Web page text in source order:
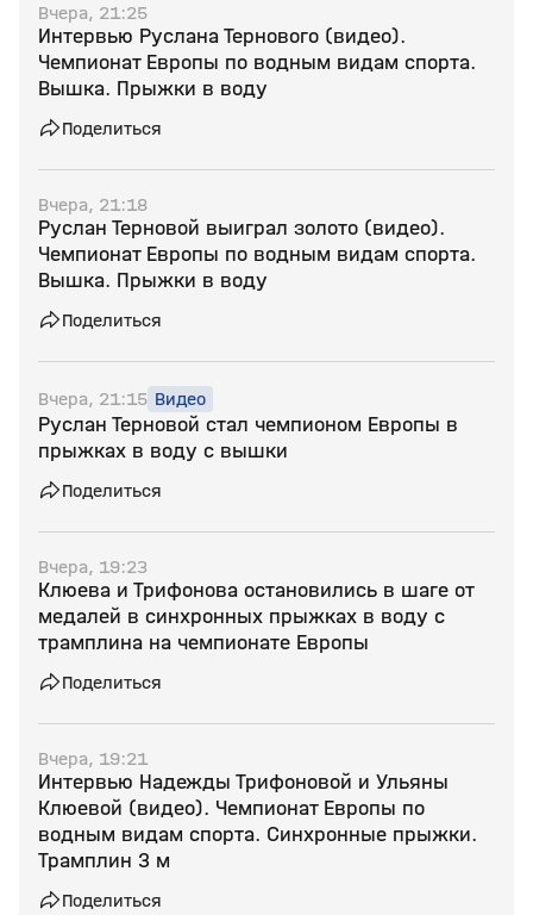
Вчера, 21:25
Интервью Руслана Тернового (видео).
Чемпионат Европы по водным видам спорта.
Вышка. Прыжки в воду
Поделиться
Вчера, 21:18
Руслан Терновой выиграл золото (видео).
Чемпионат Европы по водным видам спорта.
Вышка. Прыжки в воду
Поделиться
Вчера, 21:15 Видео
Руслан Терновой стал чемпионом Европы в
прыжках в воду с вышки
Поделиться
Вчера, 19:23
Клюева и Трифонова остановились в шаге от
медалей в синхронных прыжках в воду c
трамплина на чемпионате Европы
Поделиться
Вчера, 19:21
Интервью Надежды Трифоновой и Ульяны
Клюевой (видео). Чемпионат Европы по
водным видам спорта. Синхронные прыжки.
Трамплин 3 м
Поделиться